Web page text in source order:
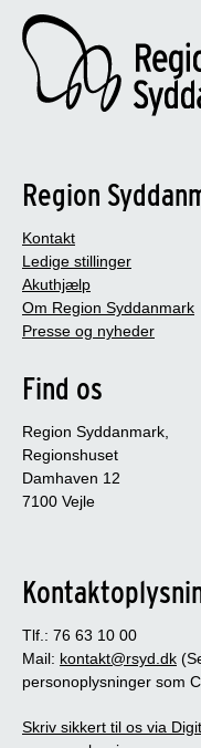
Region
Kontakt
Ledige stillinger
Akuthjælp
Om Region Syddanmark
Presse og nyheder
Find os
Region Syddanmark,
Regionshuset
Damhaven 12
7100 Vejle
Tlf.: 76 63 10 00
Mail: kontakt@rsyd.dk
personoplysninger som
Skriv sikkert til os via